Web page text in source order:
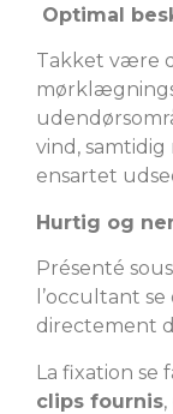
Optimal
Takket være
vind,
ensartet
Hurtig og
Présenté
l’occultant
directement
La fixation se
clips fournis